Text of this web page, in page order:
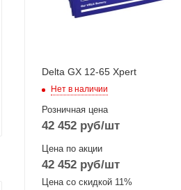
Delta GX 12-65 Xpert
Нет в наличии
Розничная цена
42 452 руб/шт
Цена по акции
42 452 руб/шт
Цена со скидкой 11%